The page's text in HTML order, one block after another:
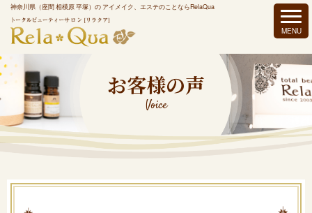
神奈川県（座間 相模原 平塚）の アイメイク、エステのことならRelaQua
お客様の声
Voice